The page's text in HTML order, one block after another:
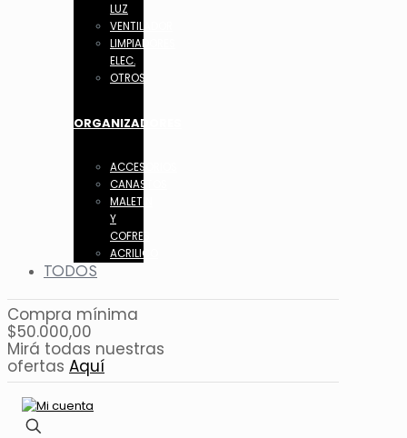
LUZ
VENTILADOR
LIMPIADORES
ELEC.
OTROS
ORGANIZADORES
ACCESORIOS
CANASTOS
MALETIN
Y
COFRES
ACRILICO
TODOS
Compra mínima
$50.000,00
Mirá todas nuestras
ofertas Aquí